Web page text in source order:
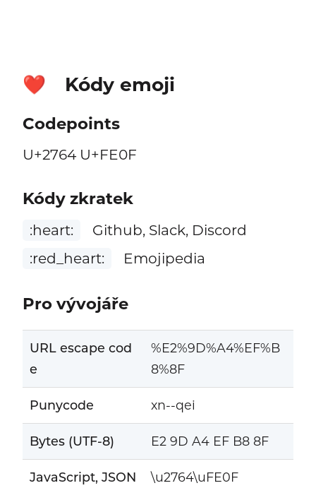
❤️ Kódy emoji
Codepoints
U+2764 U+FE0F
Kódy zkratek
:heart:
Github, Slack, Discord
:red_heart:
Emojipedia
Pro vývojáře
URL escape cod
e
%E2%9D%A4%EF%B
8%8F
Punycode xn--qei
Bytes (UTF-8) E2 9D A4 EF B8 8F
JavaScript, JSON
\u2764\uFE0F